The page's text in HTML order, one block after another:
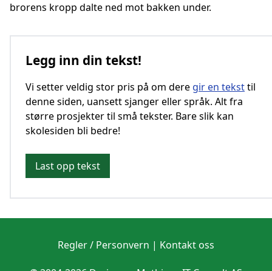
brorens kropp dalte ned mot bakken under.
Legg inn din tekst!
Vi setter veldig stor pris på om dere gir en teksttil
denne siden, uansett sjanger eller språk. Alt fra
større prosjekter til små tekster. Bare slik kan
skolesiden bli bedre!
Last opp tekst
Regler / Personvern | Kontakt oss